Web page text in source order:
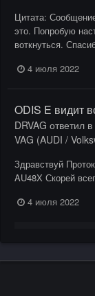
Цитата:
это. Попробую
воткнуться.
4 июля 2022
ODIS E видит
DRVAG ответил
VAG (AUDI /
Здравствуй
AU48X Скорей
4 июля 2022